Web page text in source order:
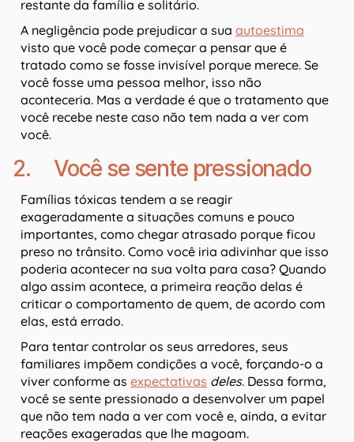
restante da família e solitário.
A negligência pode prejudicar a sua autoestima
visto que você pode começar a pensar que é
tratado como se fosse invisível porque merece. Se
você fosse uma pessoa melhor, isso não
aconteceria. Mas a verdade é que o tratamento que
você recebe neste caso não tem nada a ver com
você.
2. Você se sente pressionado
Famílias tóxicas tendem a se reagir
exageradamente a situações comuns e pouco
importantes, como chegar atrasado porque ficou
preso no trânsito. Como você iria adivinhar que isso
poderia acontecer na sua volta para casa? Quando
algo assim acontece, a primeira reação delas é
criticar o comportamento de quem, de acordo com
elas, está errado.
Para tentar controlar os seus arredores, seus
familiares impõem condições a você, forçando-o a
viver conforme as expectativas deles. Dessa forma,
você se sente pressionado a desenvolver um papel
que não tem nada a ver com você e, ainda, a evitar
reações exageradas que lhe magoam.